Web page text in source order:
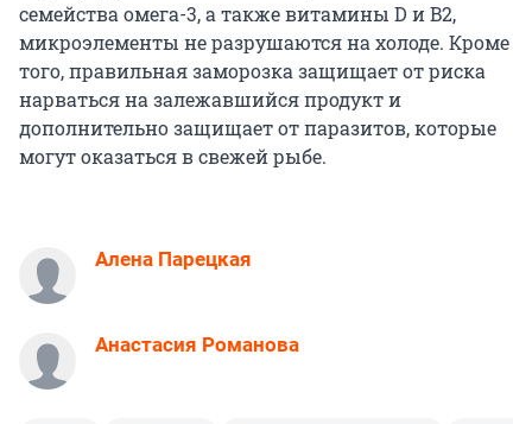
семейства омега-3, а также витамины D и B2,
микроэлементы не разрушаются на холоде. Кроме
того, правильная заморозка защищает от риска
нарваться на залежавшийся продукт и
дополнительно защищает от паразитов, которые
могут оказаться в свежей рыбе.
Алена Парецкая
Анастасия Романова